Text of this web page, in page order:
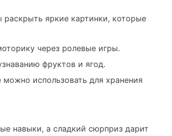
раскрыть яркие картинки, которые
через ролевые игры.
фруктов и ягод.
использовать для хранения
навыки, а сладкий сюрприз дарит